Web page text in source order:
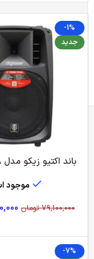
-1%
جدید
باند اکتیو زیکو مدل ZICO W-17A
موجود
79,100,000 تومان
-7%